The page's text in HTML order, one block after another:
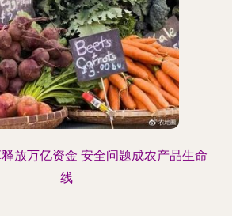
放万亿资金 安全问题成农产品生命
线